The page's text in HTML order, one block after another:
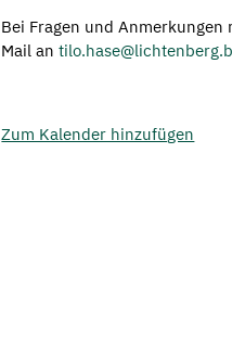
Bei Fragen und
Mail an
Zum Kalender hinzufügen